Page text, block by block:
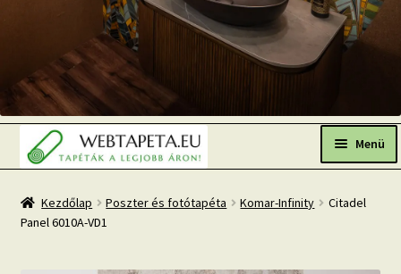
Ugrás
a
navigációhoz
Kilépés
a
tartalomba Menü
Népszerű tapéták
Kezdőlap Poszter és fotótapéta Komar-Infinity
Citadel
Panel 6010A-VD1